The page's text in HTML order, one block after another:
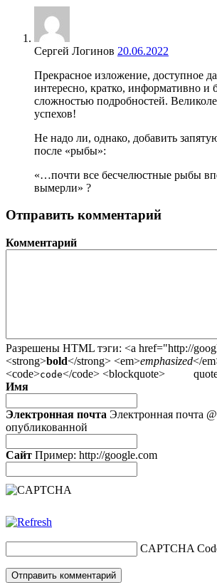
Сергей Логинов 20.06.2022
Прекрасное изложение, доступное
интересно, кратко, информативно и
сложностью подробностей.
успехов!
Не надо ли, однако, добавить
после «рыбы»:
«…почти все бесчелюстные рыбы
вымерли» ?
Отправить комментарий
Комментарий
Разрешены HTML тэги: <a href="http://
<strong>bold</strong> <em>emphasized</
<code>code</code> <blockquote>
Имя
Электронная почта Электронная почта
опубликованной
Сайт Пример: http://google.com
CAPTCHA